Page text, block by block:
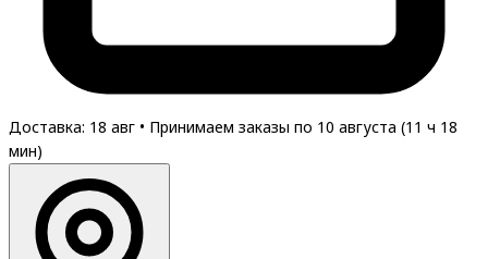
Доставка: 18 авг • Принимаем заказы по 10 августа (11 ч 18
мин)